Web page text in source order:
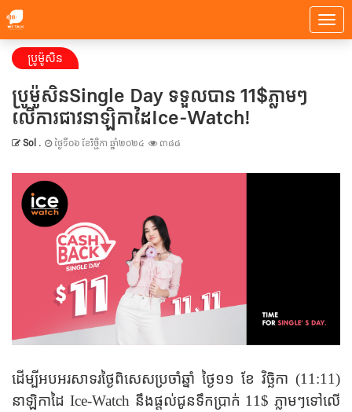
ប្រូម៉ូសិន
ប្រូម៉ូសិន​Single Day​ ​ទទួលបាន ​11$ភ្លាមៗ
លើការជាវនាឡិកាដៃIce-Watch!
Sol . ថ្ងៃទី០៦ ខែវិច្ជិកា ឆ្នាំ២០២៤ ៣៨៨
ដើម្បីអបអរសាទរថ្ងៃពិសេសប្រចាំឆ្នាំ ថ្ងៃ​​១១​ ខែ វិច្ឆិកា (11:11)
នាឡិកាដៃ Ice-Watch នឹងផ្តល់ជូនទឹកប្រាក់ ​11$ ភ្លាមៗទៅលើ